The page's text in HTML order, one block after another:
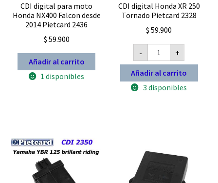
CDI digital para moto
Honda NX400 Falcon desde
2014 Pietcard 2436
$ 59.900
Añadir al carrito
1 disponibles
CDI digital Honda XR 250
Tornado Pietcard 2328
$ 59.900
-
CDI
digital
Honda
XR
250
Tornado
Pietcard
+
Añadir al carrito
3 disponibles